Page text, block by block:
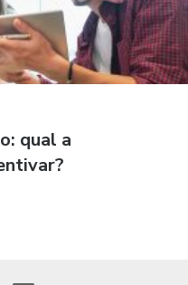
qual a